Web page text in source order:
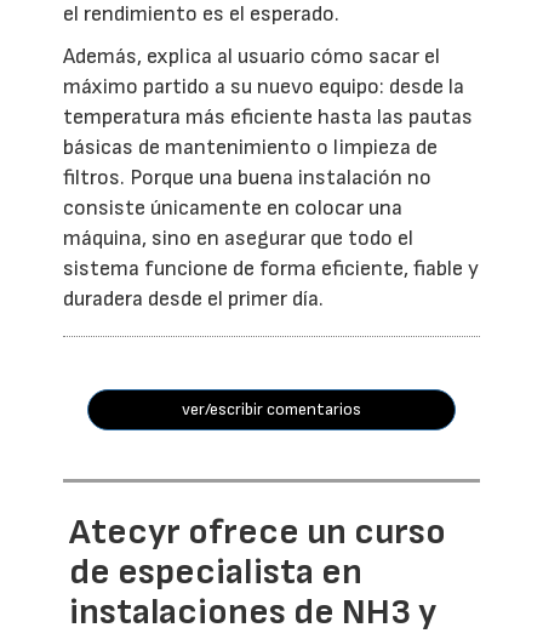
el rendimiento es el esperado.
Además, explica al usuario cómo sacar el
máximo partido a su nuevo equipo: desde la
temperatura más eficiente hasta las pautas
básicas de mantenimiento o limpieza de
filtros. Porque una buena instalación no
consiste únicamente en colocar una
máquina, sino en asegurar que todo el
sistema funcione de forma eficiente, fiable y
duradera desde el primer día.
ver/escribir comentarios
Atecyr ofrece un curso
de especialista en
instalaciones de NH3 y